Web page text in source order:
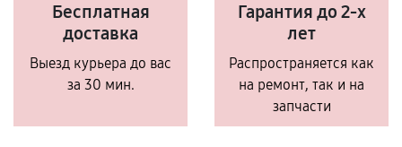
Бесплатная
доставка
Выезд курьера до вас
за 30 мин.
Гарантия до 2-х
лет
Распространяется как
на ремонт, так и на
запчасти